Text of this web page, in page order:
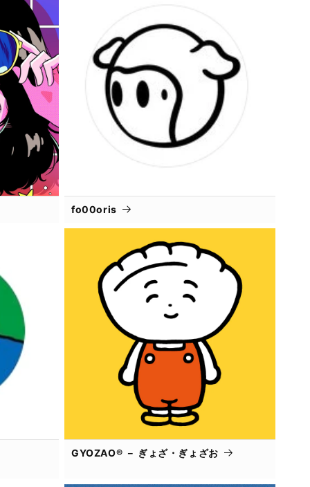
fo00oris
GYOZAO® － ぎょざ・ぎょざお